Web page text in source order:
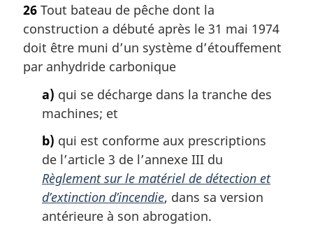
26 Tout bateau de pêche dont la
construction a débuté après le 31 mai 1974
doit être muni d’un système d’étouffement
par anhydride carbonique
a) qui se décharge dans la tranche des
machines; et
b) qui est conforme aux prescriptions
de l’article 3 de l’annexe III du
Règlement sur le matériel de détection et
d’extinction d’incendie, dans sa version
antérieure à son abrogation.